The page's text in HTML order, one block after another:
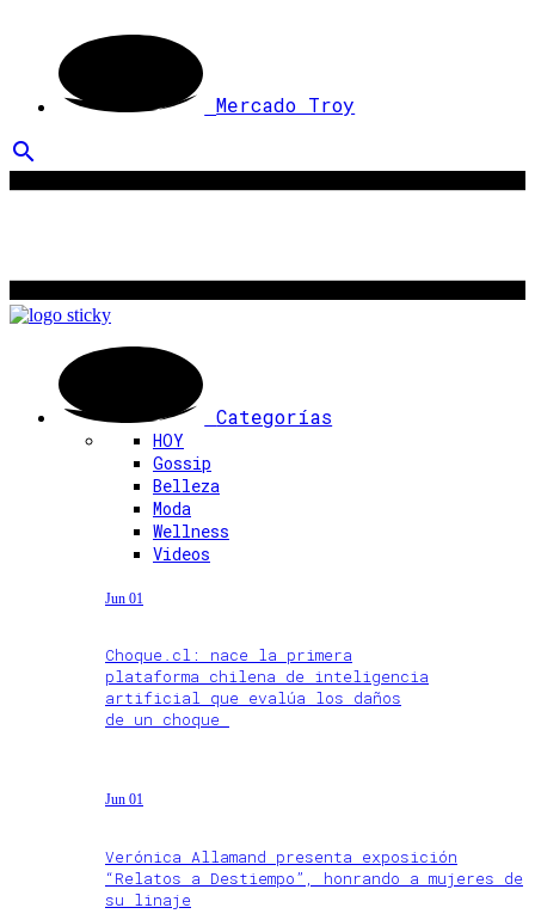
Mercado Troy
search
Categorías
HOY
Gossip
Belleza
Moda
Wellness
Videos
Jun 01
Choque.cl: nace la primera
plataforma chilena de inteligencia
artificial que evalúa los daños
de un choque
Jun 01
Verónica Allamand presenta exposición
“Relatos a Destiempo”, honrando a mujeres de
su linaje